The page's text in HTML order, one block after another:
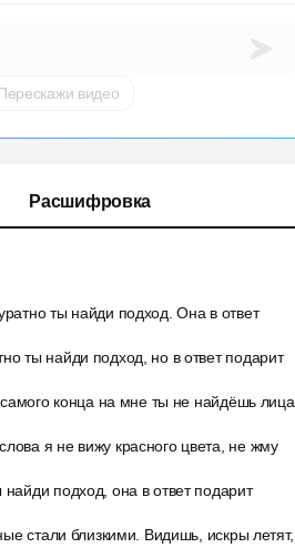
видео
Расшифровка
ты найди подход. Она в ответ
ты найди подход, но в ответ подарит
конца на мне ты не найдёшь лица,
я не вижу красного цвета, не жму
найди подход, она в ответ подарит
стали близкими. Видишь, искры летят,